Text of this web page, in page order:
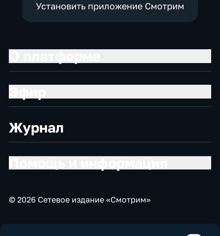
Установить приложение Смотрим
Журнал
© 2026 Сетевое издание «Смотрим»